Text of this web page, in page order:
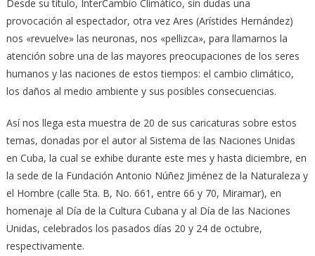
Desde su título, InterCambio Climático, sin dudas una
provocación al espectador, otra vez Ares (Arístides Hernández)
nos «revuelve» las neuronas, nos «pellizca», para llamarnos la
atención sobre una de las mayores preocupaciones de los seres
humanos y las naciones de estos tiempos: el cambio climático,
los daños al medio ambiente y sus posibles consecuencias.
Así nos llega esta muestra de 20 de sus caricaturas sobre estos
temas, donadas por el autor al Sistema de las Naciones Unidas
en Cuba, la cual se exhibe durante este mes y hasta diciembre, en
la sede de la Fundación Antonio Núñez Jiménez de la Naturaleza y
el Hombre (calle 5ta. B, No. 661, entre 66 y 70, Miramar), en
homenaje al Día de la Cultura Cubana y al Día de las Naciones
Unidas, celebrados los pasados días 20 y 24 de octubre,
respectivamente.